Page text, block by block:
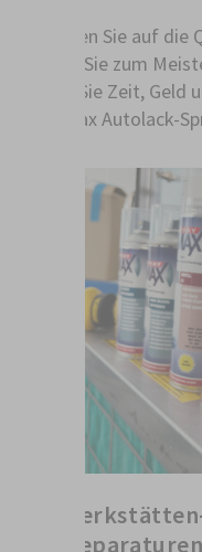
Vertrauen Sie auf
werden Sie zum
Sparen Sie Zeit,
SprayMax Autolack-
Für